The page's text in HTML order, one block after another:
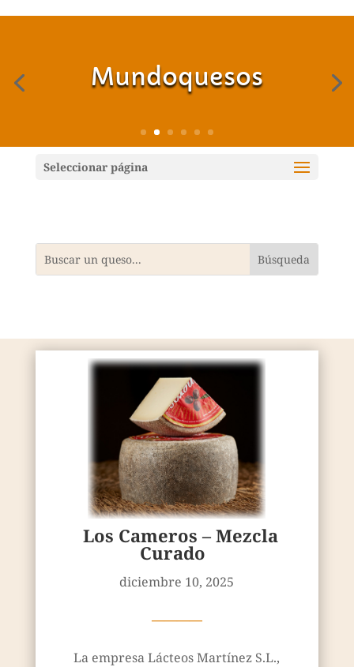
Mundoquesos
Seleccionar página
Los Cameros – Mezcla
Curado
diciembre 10, 2025
————
La empresa Lácteos Martínez S.L.,